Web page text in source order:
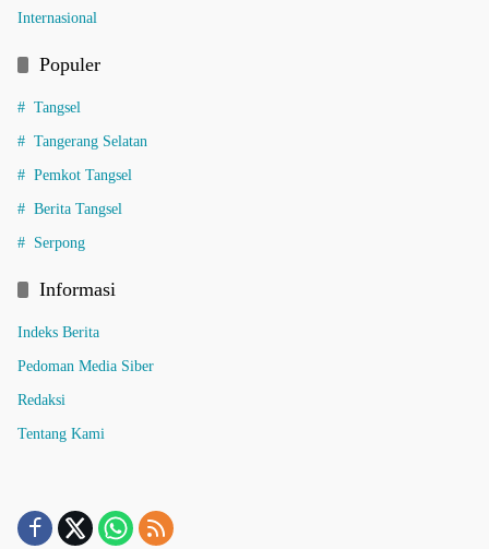
Internasional
Populer
Tangsel
Tangerang Selatan
Pemkot Tangsel
Berita Tangsel
Serpong
Informasi
Indeks Berita
Pedoman Media Siber
Redaksi
Tentang Kami